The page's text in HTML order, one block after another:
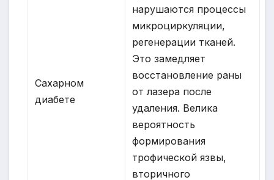
Сахарном
диабете
нарушаются процессы
микроциркуляции,
регенерации тканей.
Это замедляет
восстановление раны
от лазера после
удаления. Велика
вероятность
формирования
трофической язвы,
вторичного